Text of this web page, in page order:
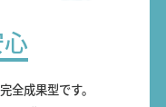
全成果型です。